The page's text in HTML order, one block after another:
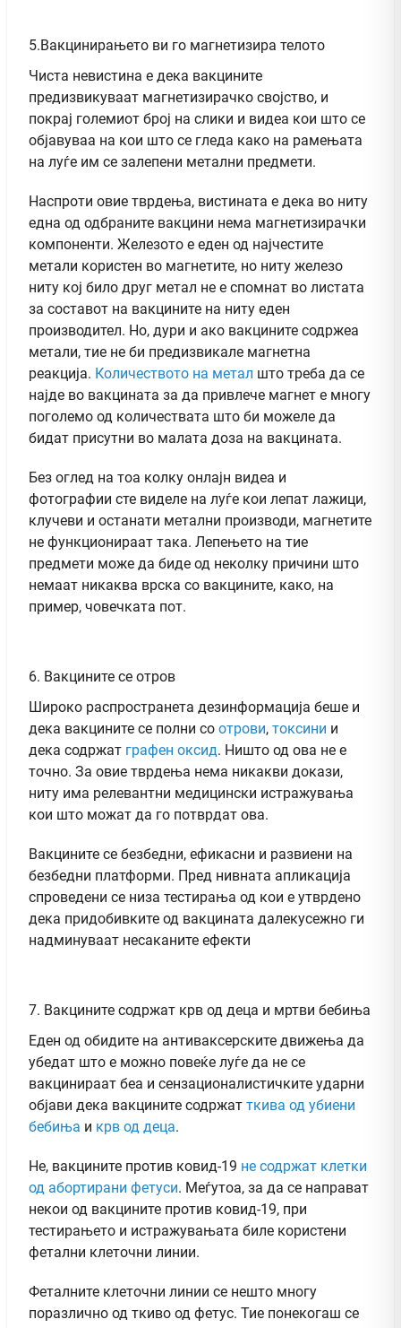
5.Вакцинирањето ви го магнетизира телото
Чиста невистина е дека вакцините
предизвикуваат магнетизирачко својство, и
покрај големиот број на слики и видеа кои што се
објавуваа на кои што се гледа како на рамењата
на луѓе им се залепени метални предмети.
Наспроти овие тврдења, вистината е дека во ниту
една од одбраните вакцини нема магнетизирачки
компоненти. Железото е еден од најчестите
метали користен во магнетите, но ниту железо
ниту кој било друг метал не е спомнат во листата
за составот на вакцините на ниту еден
производител. Но, дури и ако вакцините содржеа
метали, тие не би предизвикале магнетна
реакција. Количеството на метал што треба да се
најде во вакцината за да привлече магнет е многу
поголемо од количествата што би можеле да
бидат присутни во малата доза на вакцината.
Без оглед на тоа колку онлајн видеа и
фотографии сте виделе на луѓе кои лепат лажици,
клучеви и останати метални производи, магнетите
не функционираат така. Лепењето на тие
предмети може да биде од неколку причини што
немаат никаква врска со вакцините, како, на
пример, човечката пот.
6. Вакцините се отров
Широко распространета дезинформација беше и
дека вакцините се полни со отрови, токсини и
дека содржат графен оксид. Ништо од ова не е
точно. За овие тврдења нема никакви докази,
ниту има релевантни медицински истражувања
кои што можат да го потврдат ова.
Вакцините се безбедни, ефикасни и развиени на
безбедни платформи. Пред нивната апликација
спроведени се низа тестирања од кои е утврдено
дека придобивките од вакцината далекусежно ги
надминуваат несаканите ефекти
7. Вакцините содржат крв од деца и мртви бебиња
Еден од обидите на антиваксерските движења да
убедат што е можно повеќе луѓе да не се
вакцинираат беа и сензационалистичките ударни
објави дека вакцините содржат ткива од убиени
бебиња и крв од деца.
Не, вакцините против ковид-19 не содржат клетки
од абортирани фетуси. Меѓутоа, за да се направат
некои од вакцините против ковид-19, при
тестирањето и истражувањата биле користени
фетални клеточни линии.
Феталните клеточни линии се нешто многу
поразлично од ткиво од фетус. Тие понекогаш се